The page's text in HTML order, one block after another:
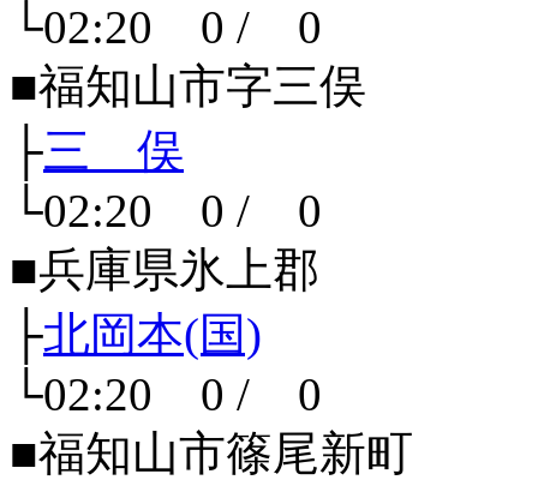
└02:20 0 / 0
■福知山市字三俣
├三 俣
└02:20 0 / 0
■兵庫県氷上郡
├北岡本(国)
└02:20 0 / 0
■福知山市篠尾新町